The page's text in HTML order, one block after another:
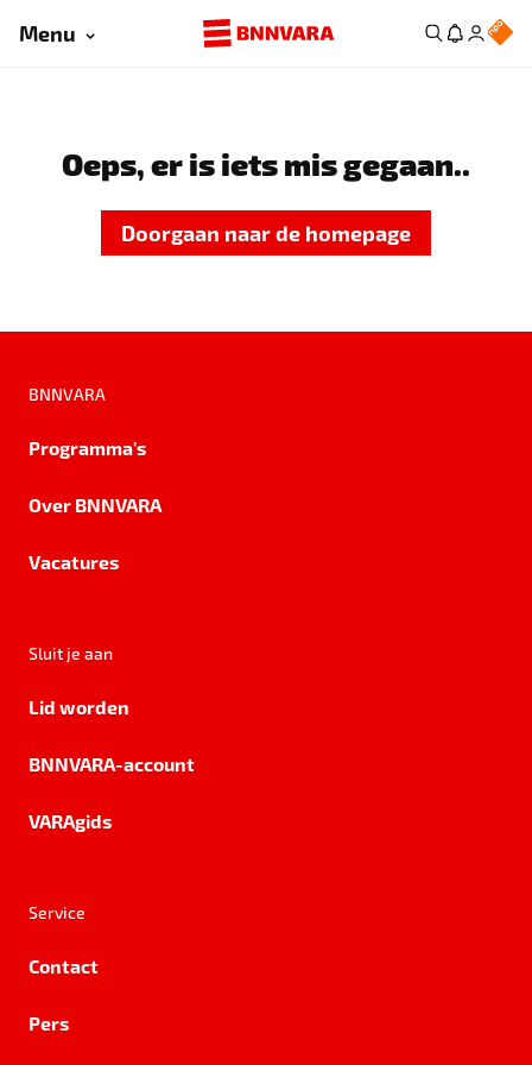
Menu
Oeps, er is iets mis gegaan..
Doorgaan naar de homepage
BNNVARA
Programma's
Over BNNVARA
Vacatures
Sluit je aan
Lid worden
BNNVARA-account
VARAgids
Service
Contact
Pers